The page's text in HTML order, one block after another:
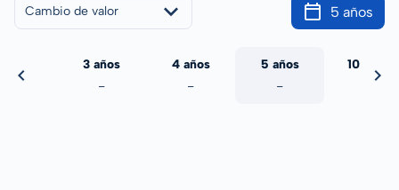
Cambio de valor 5 años
3 años
-
4 años
-
5 años
-
10 años